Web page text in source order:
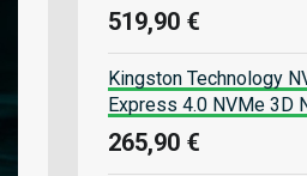
519,90 €
Kingston Technology
Express 4.0 NVMe 3D
265,90 €